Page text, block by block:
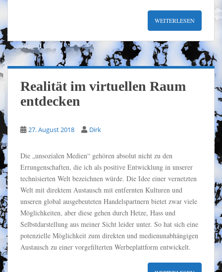
WEITERLESEN
Realität im virtuellen Raum
entdecken
27. August 2018 Dirk
Die „unsozialen Medien“ gehören absolut nicht zu den
Errungenschaften, die ich als positive Entwicklung in unserer
technisierten Welt bezeichnen würde. Die Idee einer vernetzten
Welt mit direktem Austausch mit entfernten Kulturen und
unseren global ausgebeuteten Handelspartnern bietet zwar viele
Möglichkeiten, aber diese gehen durch Hetze, Hass und
Selbstdarstellung aus meiner Sicht leider unter. So hat sich eine
potenzielle Möglichkeit zum direkten und medienunabhängigen
Austausch zu einer vorgefilterten Werbeplattform entwickelt.